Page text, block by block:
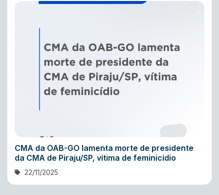
CMA da OAB-GO lamenta morte de presidente
da CMA de Piraju/SP, vítima de feminicídio
22/11/2025